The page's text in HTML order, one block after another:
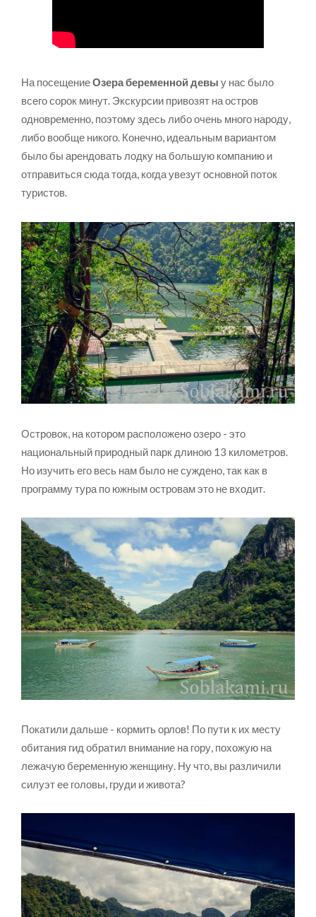
На посещениеОзера беременной девы у нас было
всего сорок минут. Экскурсии привозят на остров
одновременно, поэтому здесь либо очень много народу,
либо вообще никого. Конечно, идеальным вариантом
было бы арендовать лодку на большую компанию и
отправиться сюда тогда, когда увезут основной поток
туристов.
Островок, на котором расположено озеро - это
национальный природный парк длиною 13 километров.
Но изучить его весь нам было не суждено, так как в
программу тура по южным островам это не входит.
Покатили дальше - кормить орлов! По пути к их месту
обитания гид обратил внимание на гору, похожую на
лежачую беременную женщину. Ну что, вы различили
силуэт ее головы, груди и живота?